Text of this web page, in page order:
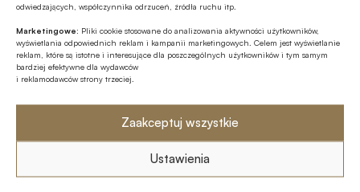
odwiedzających, współczynnika odrzuceń, źródła ruchu itp.
Marketingowe: Pliki cookie stosowane do analizowania aktywności użytkowników,
wyświetlania odpowiednich reklam i kampanii marketingowych. Celem jest wyświetlanie
reklam, które są istotne i interesujące dla poszczególnych użytkowników i tym samym
bardziej efektywne dla wydawców
i reklamodawców strony trzeciej.
Zaakceptuj wszystkie
Ustawienia
Najnowsze
MULTIMEDIA
Jakie są zalety fazy Discovery?
GOSPODARKA